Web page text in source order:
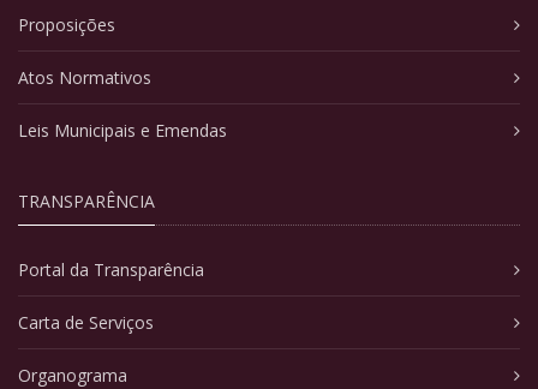
Proposições
Atos Normativos
Leis Municipais e Emendas
TRANSPARÊNCIA
Portal da Transparência
Carta de Serviços
Organograma